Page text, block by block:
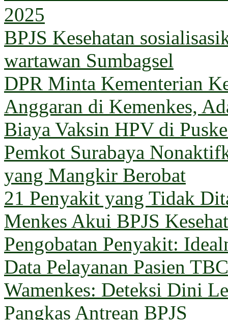
2025
BPJS Kesehatan
wartawan Sumbagsel
DPR Minta Kementerian
Anggaran di Kemenkes,
Biaya Vaksin HPV di
Pemkot Surabaya
yang Mangkir Berobat
21 Penyakit yang Tidak
Menkes Akui BPJS
Pengobatan Penyakit:
Data Pelayanan Pasien
Wamenkes: Deteksi Dini
Pangkas Antrean BPJS